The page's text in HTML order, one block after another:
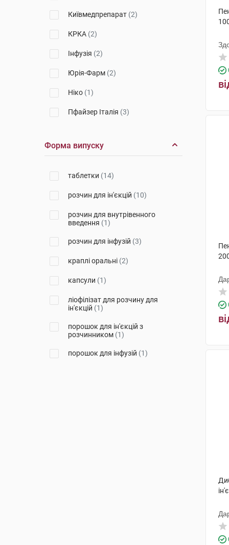
Київмедпрепарат (2)
КРКА (2)
Інфузія (2)
Юрія-Фарм (2)
Ніко (1)
Пфайзер Італія (3)
Г.Л.Фарма
Біологіше Хайльміттель Хеель
Бельгія(1)
Ромфарм Компані
Форма випуску
таблетки (14)
розчин для ін'єкцій (10)
розчин для внутрівенного
введення (1)
розчин для інфузій (3)
краплі оральні (2)
капсули (1)
ліофілізат для розчину для
ін'єкцій (1)
порошок для ін'єкцій з
розчинником (1)
порошок для інфузій (1)